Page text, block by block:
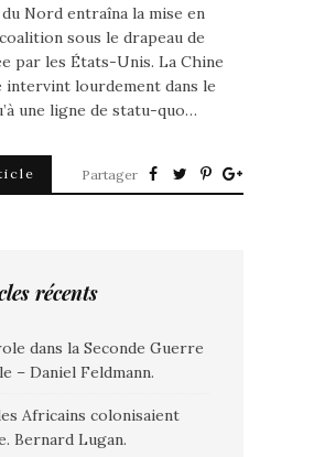
du Nord entraîna la mise en
coalition sous le drapeau de
par les États-Unis. La Chine
intervint lourdement dans le
une ligne de statu-quo…
Partager
récents
dans la Seconde Guerre
– Daniel Feldmann.
Africains colonisaient
Bernard Lugan.